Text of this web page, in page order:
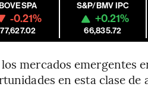
-0.21%
S&P/BMV IPC
+0.21%
66,835.72
mercados emergentes
en esta clase de